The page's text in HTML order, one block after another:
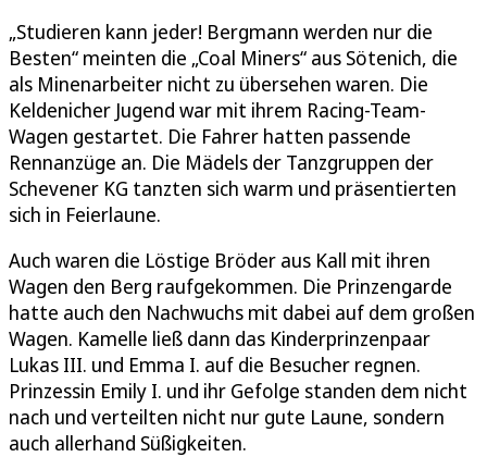
„Studieren kann jeder! Bergmann werden nur die
Besten“ meinten die „Coal Miners“ aus Sötenich, die
als Minenarbeiter nicht zu übersehen waren. Die
Keldenicher Jugend war mit ihrem Racing-Team-
Wagen gestartet. Die Fahrer hatten passende
Rennanzüge an. Die Mädels der Tanzgruppen der
Schevener KG tanzten sich warm und präsentierten
sich in Feierlaune.
Auch waren die Löstige Bröder aus Kall mit ihren
Wagen den Berg raufgekommen. Die Prinzengarde
hatte auch den Nachwuchs mit dabei auf dem großen
Wagen. Kamelle ließ dann das Kinderprinzenpaar
Lukas III. und Emma I. auf die Besucher regnen.
Prinzessin Emily I. und ihr Gefolge standen dem nicht
nach und verteilten nicht nur gute Laune, sondern
auch allerhand Süßigkeiten.